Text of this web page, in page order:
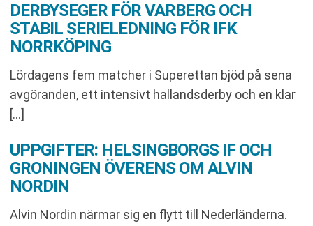
DERBYSEGER FÖR VARBERG OCH
STABIL SERIELEDNING FÖR IFK
NORRKÖPING
Lördagens fem matcher i Superettan bjöd på sena
avgöranden, ett intensivt hallandsderby och en klar
[…]
UPPGIFTER: HELSINGBORGS IF OCH
GRONINGEN ÖVERENS OM ALVIN
NORDIN
Alvin Nordin närmar sig en flytt till Nederländerna.